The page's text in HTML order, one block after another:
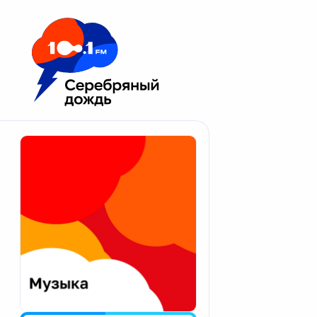
Москва 100.1 FM
Апатиты
Екатеринбург
Калининград
Калуга